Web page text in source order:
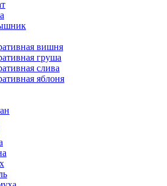
вишня
груша
слива
яблоня